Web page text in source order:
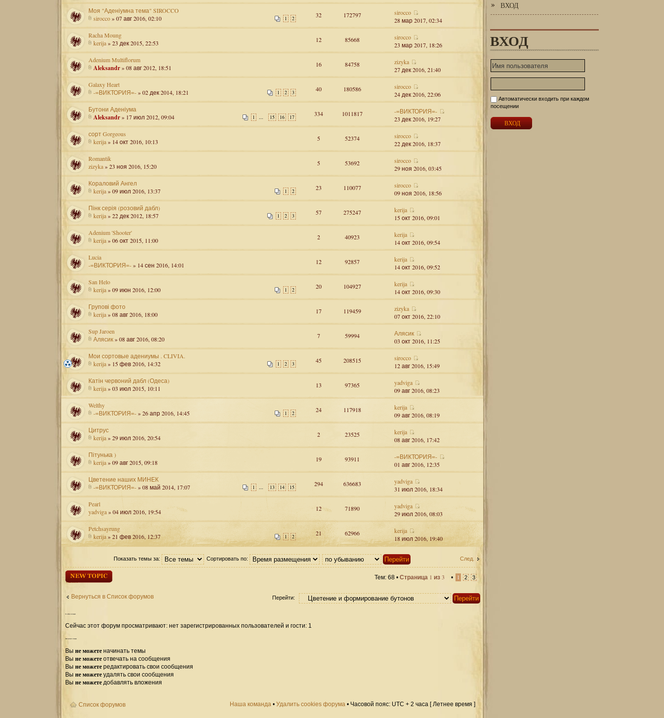
Моя "Аденіумна тема" SIROCCO
1 2
sirocco» 07 авг 2016, 02:10 32 172797
sirocco
28 мар 2017, 02:34
Racha Moung
kerija» 23 дек 2015, 22:53 12 85668
sirocco
23 мар 2017, 18:26
Adenium Multiflorum
Aleksandr» 08 авг 2012, 18:51 16 84758
zizyka
27 дек 2016, 21:40
Galaxy Heart
1 2 3
-=ВИКТОРИЯ=-» 02 дек 2014, 18:21 40 180586
sirocco
24 дек 2016, 22:06
Бутони Аденіума
1 ... 15 16 17
Aleksandr» 17 июл 2012, 09:04 334 1011817
-=ВИКТОРИЯ=-
23 дек 2016, 19:27
сорт Gorgeous
kerija» 14 окт 2016, 10:13 5 52374
sirocco
22 дек 2016, 18:37
Romantik
zizyka» 23 ноя 2016, 15:20 5 53692
sirocco
29 ноя 2016, 03:45
Кораловий Ангел
1 2
kerija» 09 июл 2016, 13:37 23 110077
sirocco
09 ноя 2016, 18:56
Пінк серія (розовий дабл)
1 2 3
kerija» 22 дек 2012, 18:57 57 275247
kerija
15 окт 2016, 09:01
Adenium 'Shooter'
kerija» 06 окт 2015, 11:00 2 40923
kerija
14 окт 2016, 09:54
Lucia
-=ВИКТОРИЯ=-» 14 сен 2016, 14:01 12 92857
kerija
14 окт 2016, 09:52
San Helo
1 2
kerija» 09 июн 2016, 12:00 20 104927
kerija
14 окт 2016, 09:30
Групові фото
kerija» 08 авг 2016, 18:00 17 119459
zizyka
07 окт 2016, 22:10
Sup Jaroen
Алясик» 08 авг 2016, 08:20 7 59994
Алясик
03 окт 2016, 11:25
Мои сортовые адениумы . CLIVIA.
1 2 3
kerija» 15 фев 2016, 14:32 45 208515
sirocco
12 авг 2016, 15:49
Катін червоний дабл (Одеса)
kerija» 03 июл 2015, 10:11 13 97365
yadviga
09 авг 2016, 08:23
Welthy
1 2
-=ВИКТОРИЯ=-» 26 апр 2016, 14:45 24 117918
kerija
09 авг 2016, 08:19
Цитрус
kerija» 29 июл 2016, 20:54 2 23525
kerija
08 авг 2016, 17:42
Пітунька )
kerija» 09 авг 2015, 09:18 19 93911
-=ВИКТОРИЯ=-
01 авг 2016, 12:35
Цветение наших МИНЕК
1 ... 13 14 15
-=ВИКТОРИЯ=-» 08 май 2014, 17:07 294 636683
yadviga
31 июл 2016, 18:34
Pearl
yadviga» 04 июл 2016, 19:54 12 71890
yadviga
29 июл 2016, 08:03
Petchsayrung
1 2
kerija» 21 фев 2016, 12:37 21 62966
kerija
18 июл 2016, 19:40
След.
Показать темы за: Сортировать по:
Начать новую
тему
Тем: 68 • Страница 1 из 3 • 1 2 3
Вернуться в Список форумов Перейти:
Кто сейчас на форуме
Сейчас этот форум просматривают: нет зарегистрированных пользователей и гости: 1
Права доступа к форуму
Вы не можете начинать темы
Вы не можете отвечать на сообщения
Вы не можете редактировать свои сообщения
Вы не можете удалять свои сообщения
Вы не можете добавлять вложения
Список форумов Наша команда • Удалить cookies форума • Часовой пояс: UTC + 2 часа [ Летнее время ]
ВХОД
ВХОД
Автоматически входить при каждом
посещении